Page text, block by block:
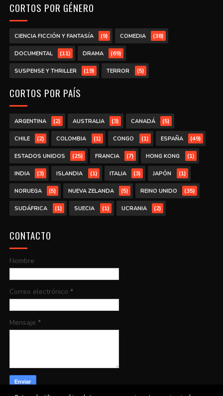
CORTOS POR GÉNERO
CIENCIA FICCIÓN Y FANTASÍA (9) COMEDIA (38)
DOCUMENTAL (11) DRAMA (69)
SUSPENSE Y THRILLER (19) TERROR (5)
CORTOS POR PAÍS
ARGENTINA (2) AUSTRALIA (3) CANADÁ (5)
CHILE (2) COLOMBIA (1) CONGO (1) ESPAÑA (49)
ESTADOS UNIDOS (25) FRANCIA (7) HONG KONG (1)
INDIA (3) ISLANDIA (1) ITALIA (3) JAPÓN (1)
NORUEGA (5) NUEVA ZELANDA (5) REINO UNIDO (35)
SUDÁFRICA (1) SUECIA (1) UCRANIA (2)
CONTACTO
Nombre
Correo electrónico *
Mensaje *